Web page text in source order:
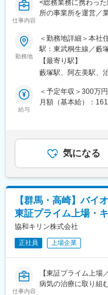
<製品>
ー、麻酔器など
■入社後のサポート体
入社後は先輩社員と
医療業界・医療機器
・営業事務のサポー
■配属部署
・群馬営業所は営業
・中途入社が中心で
■働きやすさも大切に
・年間休日120日、
・残業は月平均20
・マイカー通勤OKで
最適です。
◎医療現場を支える
自分が提案した機器
仕事内容
<総務業務に携わっ
所の事業所を運営／
◆業務概要：
当社の総務事務職と
を担当していただき
◆業務詳細：
・車両台帳の管理
・その他総務業務全
※保険業界や業界出
いる方であればご経
本求人は正社員採用
イムで働けなくなっ
も可能です。そのた
軟に対応させていた
◆組織体制
組織の人数：10名（
※コミュニケーショ
聞くことができます！
勤務地
＜勤務地詳細＞本社
駅：東武桐生線／藪
囲：会社の定める事業
【最寄り駅】
藪塚駅、阿左美駅、
給与
＜予定年収＞300万
月額（基本給）：
無＞有＜残業手当＞
を通じて上下する可
た表記です。
気になる
【群馬・高崎】バイ
東証プライム上場・
協和キリン株式会社
正社員 上場企業
仕事内容
【東証プライム上
病気の治療に取り組